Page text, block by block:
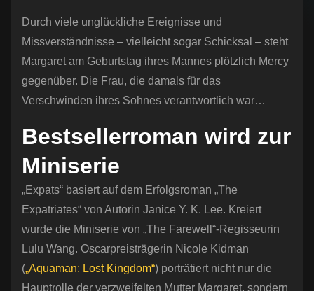
Durch viele unglückliche Ereignisse und
Missverständnisse – vielleicht sogar Schicksal – steht
Margaret am Geburtstag ihres Mannes plötzlich Mercy
gegenüber. Die Frau, die damals für das
Verschwinden ihres Sohnes verantwortlich war…
Bestsellerroman wird zur
Miniserie
„Expats“ basiert auf dem Erfolgsroman „The
Expatriates“ von Autorin Janice Y. K. Lee. Kreiert
wurde die Miniserie von „The Farewell“-Regisseurin
Lulu Wang. Oscarpreisträgerin Nicole Kidman
(„Aquaman: Lost Kingdom“) porträtiert nicht nur die
Hauptrolle der verzweifelten Mutter Margaret, sondern